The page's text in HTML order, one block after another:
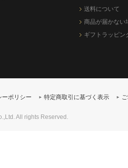
送料について
商品が届かない
ギフトラッピン
ーポリシー 特定商取引に基づく表示
All rights Reserved.